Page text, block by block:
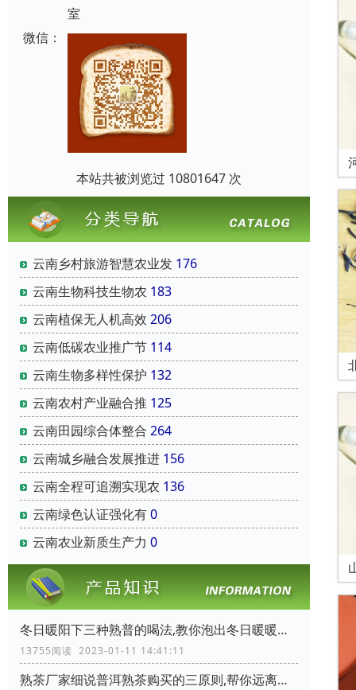
室
微信：
本站共被浏览过 10801647 次
云南乡村旅游智慧农业发 176
云南‌生物科技‌生物农 183
云南‌植保无人机‌高效 206
云南‌低碳农业‌推广节 114
云南‌生物多样性保护‌ 132
云南‌农村产业融合‌推 125
云南‌田园综合体‌整合 264
云南‌城乡融合发展推进 156
云南‌全程可追溯实现农 136
云南‌绿色认证‌强化有0
云南‌农业新质生产力‌ 0
冬日暖阳下三种熟普的喝法,教你泡出冬日暖暖的普洱熟茶
13755阅读 2023-01-11 14:41:11
熟茶厂家细说普洱熟茶购买的三原则,帮你远离购茶陷阱